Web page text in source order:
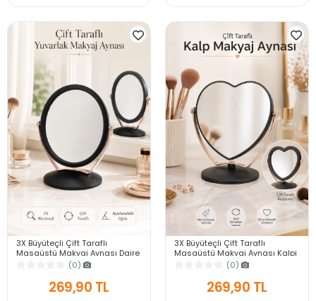
3X Büyüteçli Çift Taraflı
Masaüstü Makyaj Aynası Daire
Siyah Rose Gold Standlı
Dekoratif Yakın Ayna
(0)
269,90 TL
3X Büyüteçli Çift Taraflı
Masaüstü Makyaj Aynası Kalpi
Siyah Rose Gold Standlı
Dekoratif Yakın Ayna
(0)
269,90 TL